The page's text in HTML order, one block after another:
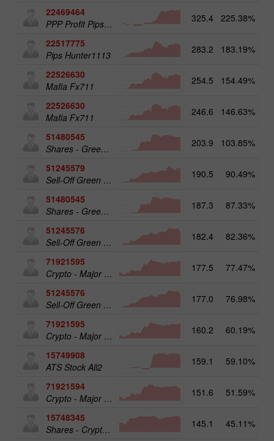
22469464
PPP Profit Pips Plus
325.4 225.38%
22517775
Pips Hunter1113
283.2 183.19%
22526630
Mafia Fx711
254.5 154.49%
22526630
Mafia Fx711
246.6 146.63%
51480545
Shares - Green Energy 25
203.9 103.85%
51245579
Sell-Off Green Energy 50
190.5 90.49%
51480545
Shares - Green Energy 25
187.3 87.33%
51245576
Sell-Off Green Energy 25
182.4 82.36%
71921595
Crypto - Major crypto 50
177.5 77.47%
51245576
Sell-Off Green Energy 25
177.0 76.98%
71921595
Crypto - Major crypto 50
160.2 60.19%
15749908
ATS Stock All2
159.1 59.10%
71921594
Crypto - Major crypto 25
151.6 51.59%
15748345
Shares - Crypto 50
145.1 45.11%